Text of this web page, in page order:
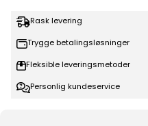
Rask levering
Trygge betalingsløsninger
Fleksible leveringsmetoder
Personlig kundeservice